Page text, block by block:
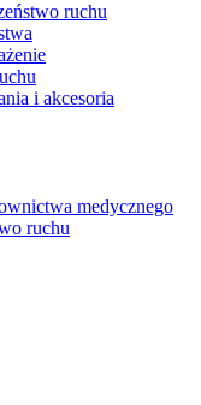
ruchu
i akcesoria
medycznego
ruchu